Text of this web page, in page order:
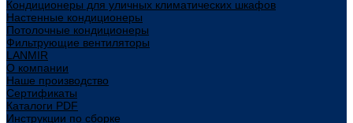
Кондиционеры для уличных климатических шкафов
Настенные кондиционеры
Потолочные кондиционеры
Фильтрующие вентиляторы
LANMIR
О компании
Наше производство
Сертификаты
Каталоги PDF
Инструкции по сборке